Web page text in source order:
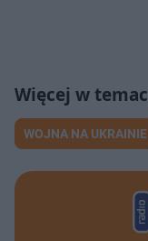
WOJNA NA UKRAINIE